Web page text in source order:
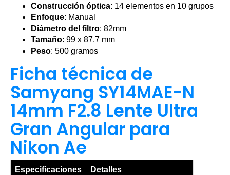
Construcción óptica: 14 elementos en 10 grupos
Enfoque: Manual
Diámetro del filtro: 82mm
Tamaño: 99 x 87.7 mm
Peso: 500 gramos
Ficha técnica de
Samyang SY14MAE-N
14mm F2.8 Lente Ultra
Gran Angular para
Nikon Ae
Especificaciones Detalles